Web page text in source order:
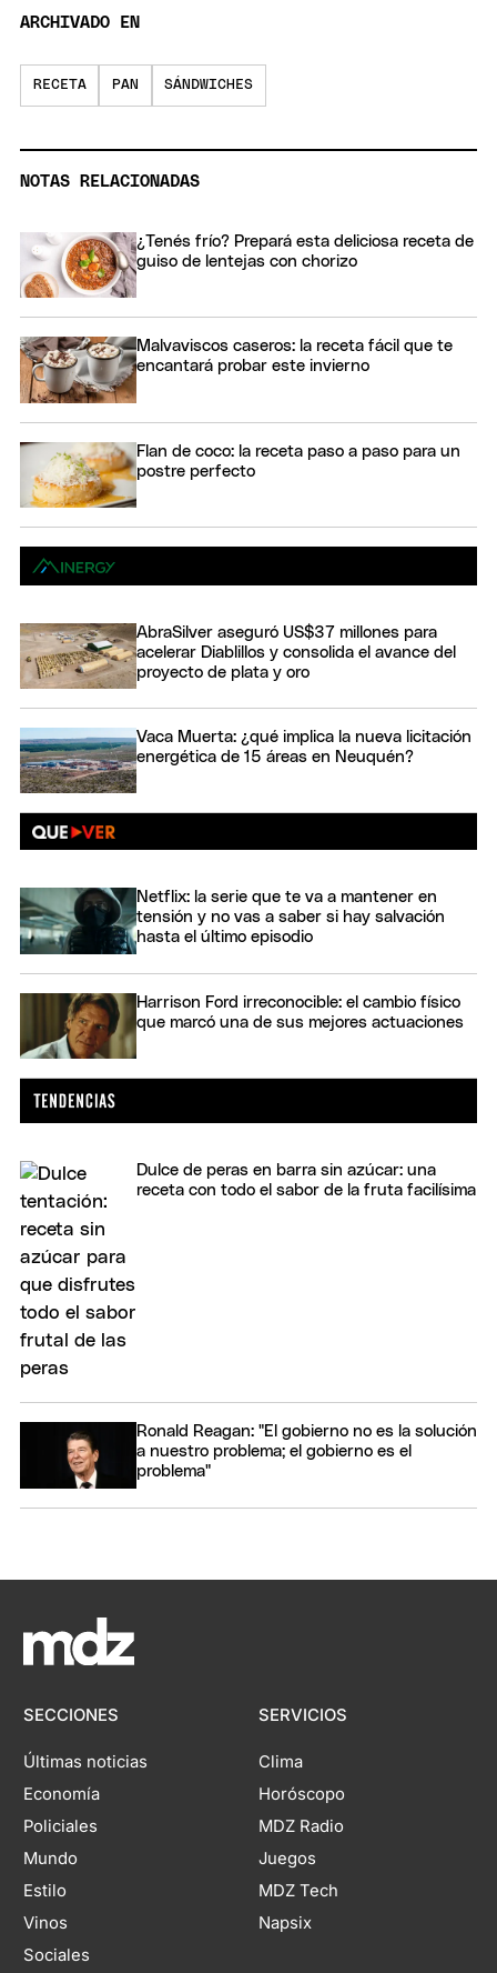
ARCHIVADO EN
RECETA PAN SÁNDWICHES
NOTAS RELACIONADAS
¿Tenés frío? Prepará esta deliciosa receta de
guiso de lentejas con chorizo
Malvaviscos caseros: la receta fácil que te
encantará probar este invierno
Flan de coco: la receta paso a paso para un
postre perfecto
AbraSilver aseguró US$37 millones para
acelerar Diablillos y consolida el avance del
proyecto de plata y oro
Vaca Muerta: ¿qué implica la nueva licitación
energética de 15 áreas en Neuquén?
Netflix: la serie que te va a mantener en
tensión y no vas a saber si hay salvación
hasta el último episodio
Harrison Ford irreconocible: el cambio físico
que marcó una de sus mejores actuaciones
Dulce de peras en barra sin azúcar: una
receta con todo el sabor de la fruta facilísima
Ronald Reagan: "El gobierno no es la solución
a nuestro problema; el gobierno es el
problema"
SECCIONES
Últimas noticias
Economía
Policiales
Mundo
Estilo
Vinos
Sociales
SERVICIOS
Clima
Horóscopo
MDZ Radio
Juegos
MDZ Tech
Napsix